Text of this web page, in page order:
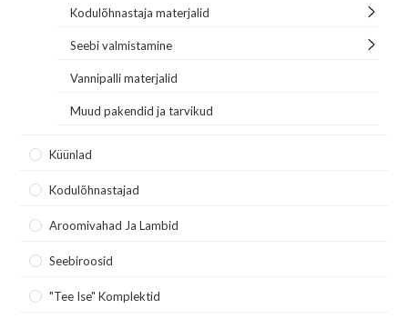
Kodulõhnastaja materjalid
Seebi valmistamine
Vannipalli materjalid
Muud pakendid ja tarvikud
Küünlad
Kodulõhnastajad
Aroomivahad Ja Lambid
Seebiroosid
"Tee Ise" Komplektid